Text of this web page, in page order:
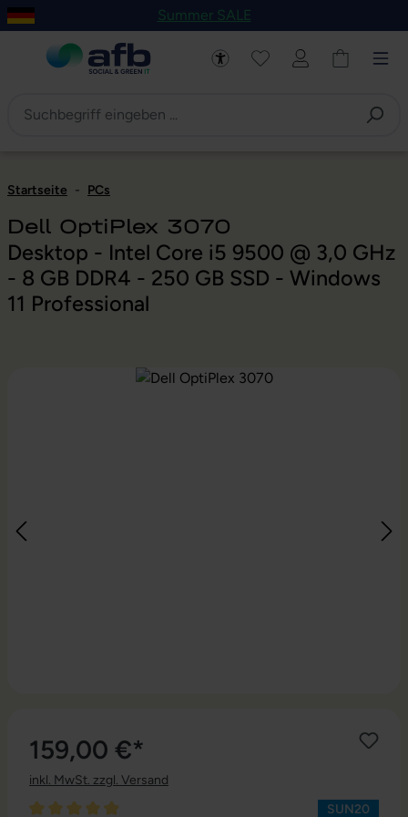
Hauptinhalt springen
Zur Navigation der B2B-Plattform springen
Summer SALE
Startseite - PCs
Dell OptiPlex 3070
Desktop - Intel Core i5 9500 @ 3,0 GHz
- 8 GB DDR4 - 250 GB SSD - Windows
11 Professional
Bildergalerie überspringen
159,00 €*
inkl. MwSt. zzgl. Versand
SUN20